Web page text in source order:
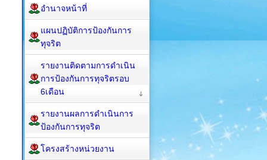
อำนาจหน้าที่
แผนปฏิบัติการป้องกันการ
ทุจริต
รายงานติดตามการดำเนิน
การป้องกันการทุจริตรอบ
6เดือน
รายงานผลการดำเนินการ
ป้องกันการทุจริต
โครงสร้างหน่วยงาน